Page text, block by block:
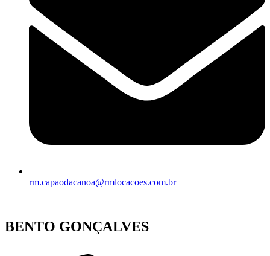
rm.capaodacanoa@rmlocacoes.com.br
BENTO GONÇALVES